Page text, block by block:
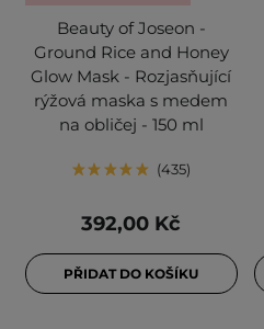
Beauty of Joseon -
Ground Rice and Honey
Glow Mask - Rozjasňující
rýžová maska s medem
na obličej - 150 ml
435
392,00 Kč
PŘIDAT DO KOŠÍKU